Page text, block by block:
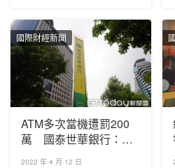
國際財經新聞
ATM多次當機遭罰200
萬 國泰世華銀行：會
依指示改善
2022 年 4 月 12 日